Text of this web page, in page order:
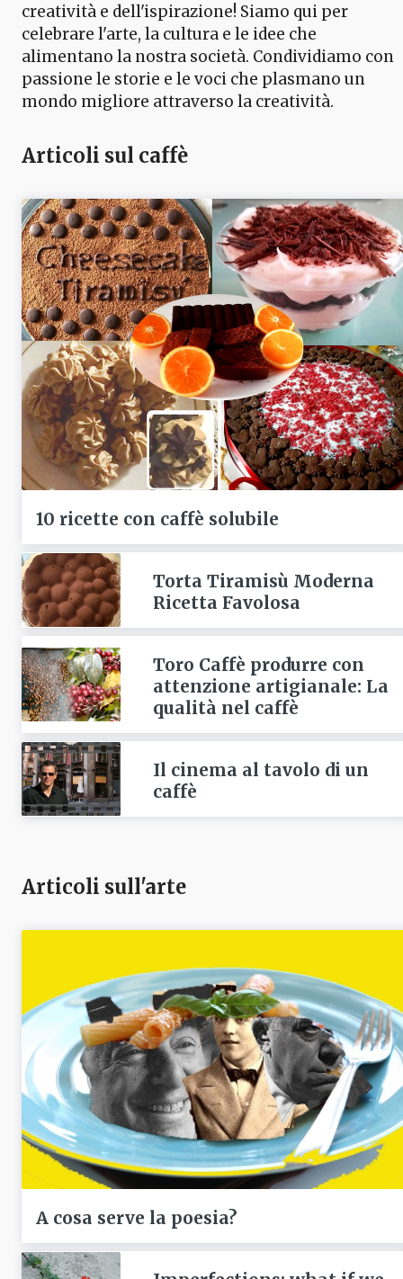
creatività e dell'ispirazione! Siamo qui per
celebrare l'arte, la cultura e le idee che
alimentano la nostra società. Condividiamo con
passione le storie e le voci che plasmano un
mondo migliore attraverso la creatività.
Articoli sul caffè
10 ricette con caffè solubile
Torta Tiramisù Moderna
Ricetta Favolosa
Toro Caffè produrre con
attenzione artigianale: La
qualità nel caffè
Il cinema al tavolo di un
caffè
Articoli sull'arte
A cosa serve la poesia?